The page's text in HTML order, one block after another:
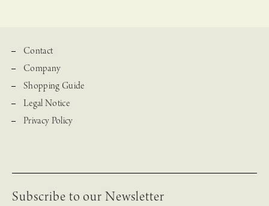
Subscribe to our Newsletter
Contact
Company
Shopping Guide
Legal Notice
Privacy Policy